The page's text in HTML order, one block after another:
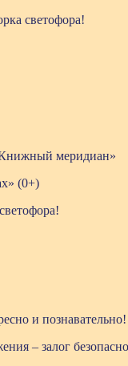
светофора!
меридиан»
(0+)
и познавательно!
– залог